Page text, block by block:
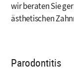
wir beraten Sie
ästhetischen
Parodontitis